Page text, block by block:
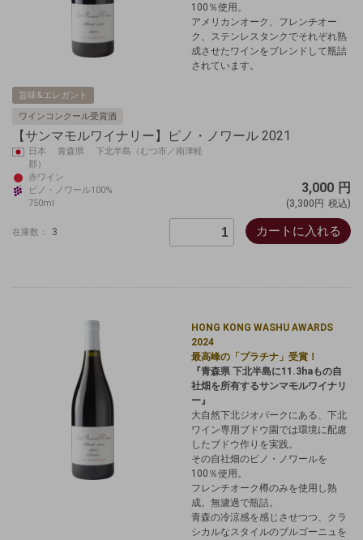
100％使用。
アメリカンオーク、フレンチオー
ク、ステンレスタンクでそれぞれ熟
成させたワインをブレンドして瓶詰
されています。
旨味&エレガント
ワインコンクール受賞酒
【サンマモルワイナリー】ピノ・ノワール 2021
日本 青森県 下北半島（むつ市／南津軽
郡）
赤ワイン
ピノ・ノワール100%
750ml
3,000 円
(3,300円 税込)
在庫数： 3 カートに入れる
HONG KONG WASHU AWARDS
2024
最高峰の「プラチナ」受賞！
『青森県 下北半島に11.3haもの自
社畑を所有するサンマモルワイナリ
ー』
大自然下北ジオパークにある、下北
ワイン専用ブドウ園では環境に配慮
したブドウ作りを実践。
その自社畑のピノ・ノワールを
100％使用。
フレンチオーク樽のみを使用し熟
成。 無濾過で瓶詰。
青森の冷涼感を感じさせつつ、クラ
シカルなスタイルのブルゴーニュを